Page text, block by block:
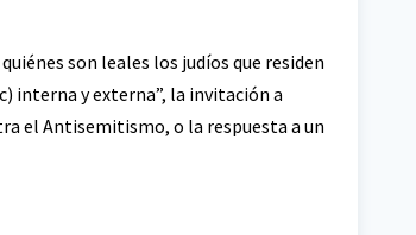
son leales los judíos que residen
interna y externa”, la invitación a
el Antisemitismo, o la respuesta a un